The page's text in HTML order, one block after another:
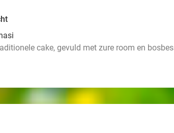
cake, gevuld met zure room en